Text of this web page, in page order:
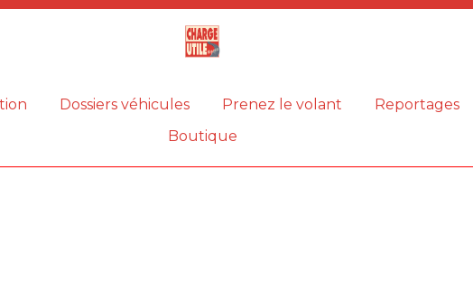
Dossiers véhicules Prenez le volant Reportages
Boutique